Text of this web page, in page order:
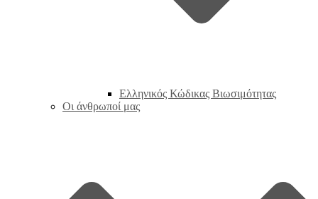
Ελληνικός Κώδικας Βιωσιμότητας
Οι άνθρωποί μας